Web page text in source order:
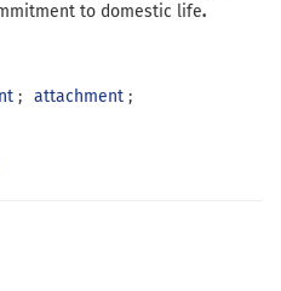
to domestic life.
attachment